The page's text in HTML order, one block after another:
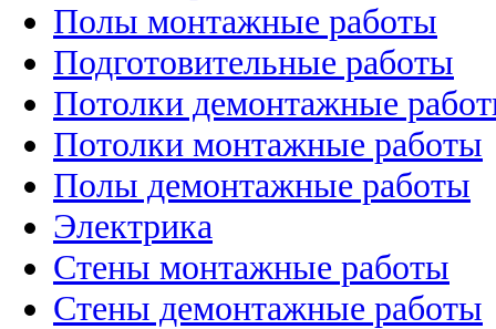
Полы монтажные работы
Подготовительные работы
Потолки демонтажные
Потолки монтажные работы
Полы демонтажные работы
Электрика
Стены монтажные работы
Стены демонтажные работы